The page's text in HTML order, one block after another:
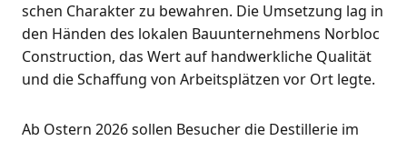
schen Cha­rak­ter zu bewah­ren. Die Umset­zung lag in
den Hän­den des loka­len Bau­un­ter­neh­mens Nor­bloc
Con­s­truc­tion, das Wert auf hand­werk­li­che Qua­li­tät
und die Schaf­fung von Arbeits­plät­zen vor Ort legte.
Ab Ostern 2026 sol­len Besu­cher die Destil­le­rie im